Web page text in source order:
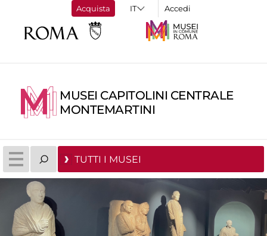
Acquista Accedi
MUSEI CAPITOLINI CENTRALE
MONTEMARTINI
TUTTI I MUSEI